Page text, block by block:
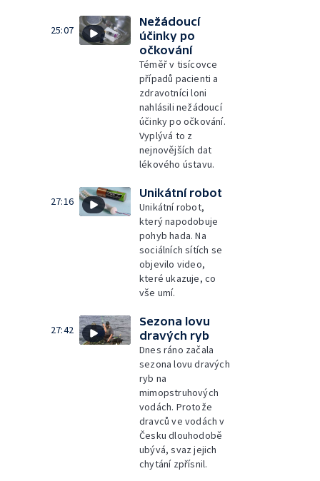
25:07
Nežádoucí
účinky po
očkování
Téměř v tisícovce
případů pacienti a
zdravotníci loni
nahlásili nežádoucí
účinky po očkování.
Vyplývá to z
nejnovějších dat
lékového ústavu.
27:16
Unikátní robot
Unikátní robot,
který napodobuje
pohyb hada. Na
sociálních sítích se
objevilo video,
které ukazuje, co
vše umí.
27:42
Sezona lovu
dravých ryb
Dnes ráno začala
sezona lovu dravých
ryb na
mimopstruhových
vodách. Protože
dravců ve vodách v
Česku dlouhodobě
ubývá, svaz jejich
chytání zpřísnil.